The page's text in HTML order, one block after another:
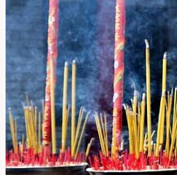
Péče
Po
Operaci